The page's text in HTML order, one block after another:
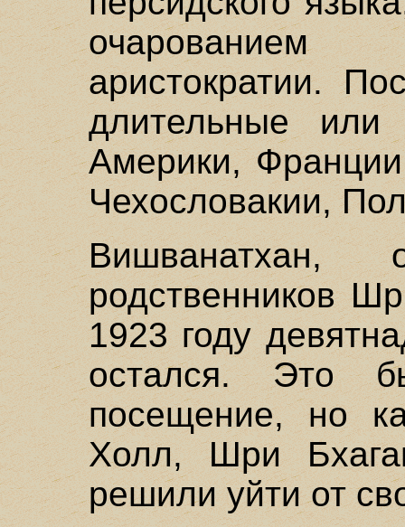
аристократии.
длительные или
Америки,
Чехословакии,
родственников
1923 году
остался. Это
посещение, но
Холл, Шри
решили уйти от